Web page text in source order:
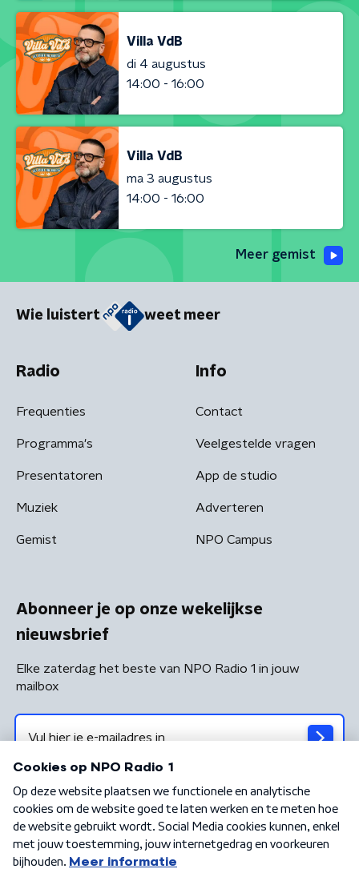
Villa VdB
di 4 augustus
14:00 - 16:00
Villa VdB
ma 3 augustus
14:00 - 16:00
Meer gemist
Wie luistert weet meer
Radio
Frequenties
Programma's
Presentatoren
Muziek
Gemist
Info
Contact
Veelgestelde vragen
App de studio
Adverteren
NPO Campus
Abonneer je op onze wekelijkse
nieuwsbrief
Elke zaterdag het beste van NPO Radio 1 in jouw
mailbox
Algemene voorwaarden